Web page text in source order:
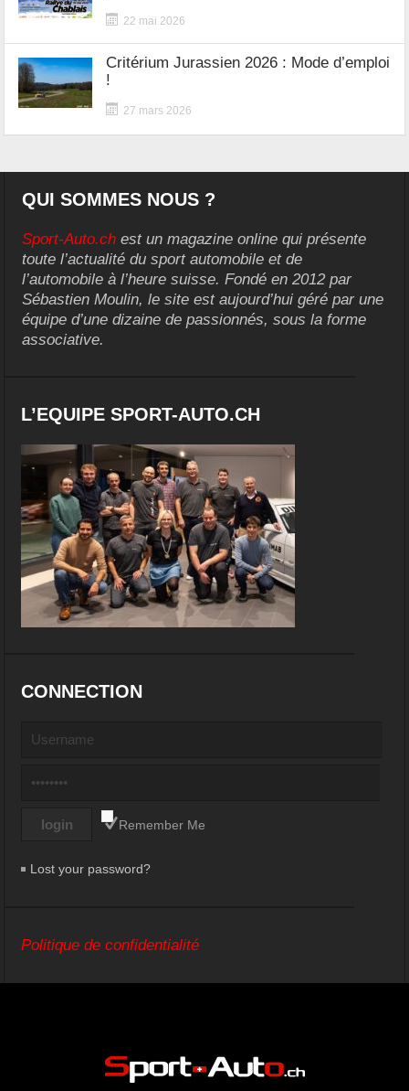
22 mai 2026
Critérium Jurassien 2026 : Mode d’emploi
!
27 mars 2026
QUI SOMMES NOUS ?
Sport-Auto.ch est un magazine online qui présente
toute l’actualité du sport automobile et de
l’automobile à l’heure suisse. Fondé en 2012 par
Sébastien Moulin, le site est aujourd’hui géré par une
équipe d’une dizaine de passionnés, sous la forme
associative.
L’EQUIPE SPORT-AUTO.CH
CONNECTION
Remember Me
Lost your password?
Politique de confidentialité